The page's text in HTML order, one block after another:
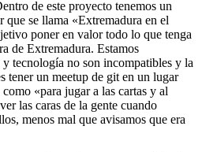
de este proyecto tenemos un
que se llama «Extremadura en el
poner en valor todo lo que tenga
de Extremadura. Estamos
tecnología no son incompatibles y la
tener un meetup de git en un lugar
«para jugar a las cartas y al
las caras de la gente cuando
menos mal que avisamos que era